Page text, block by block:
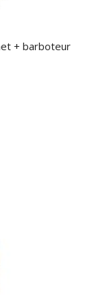
+ barboteur